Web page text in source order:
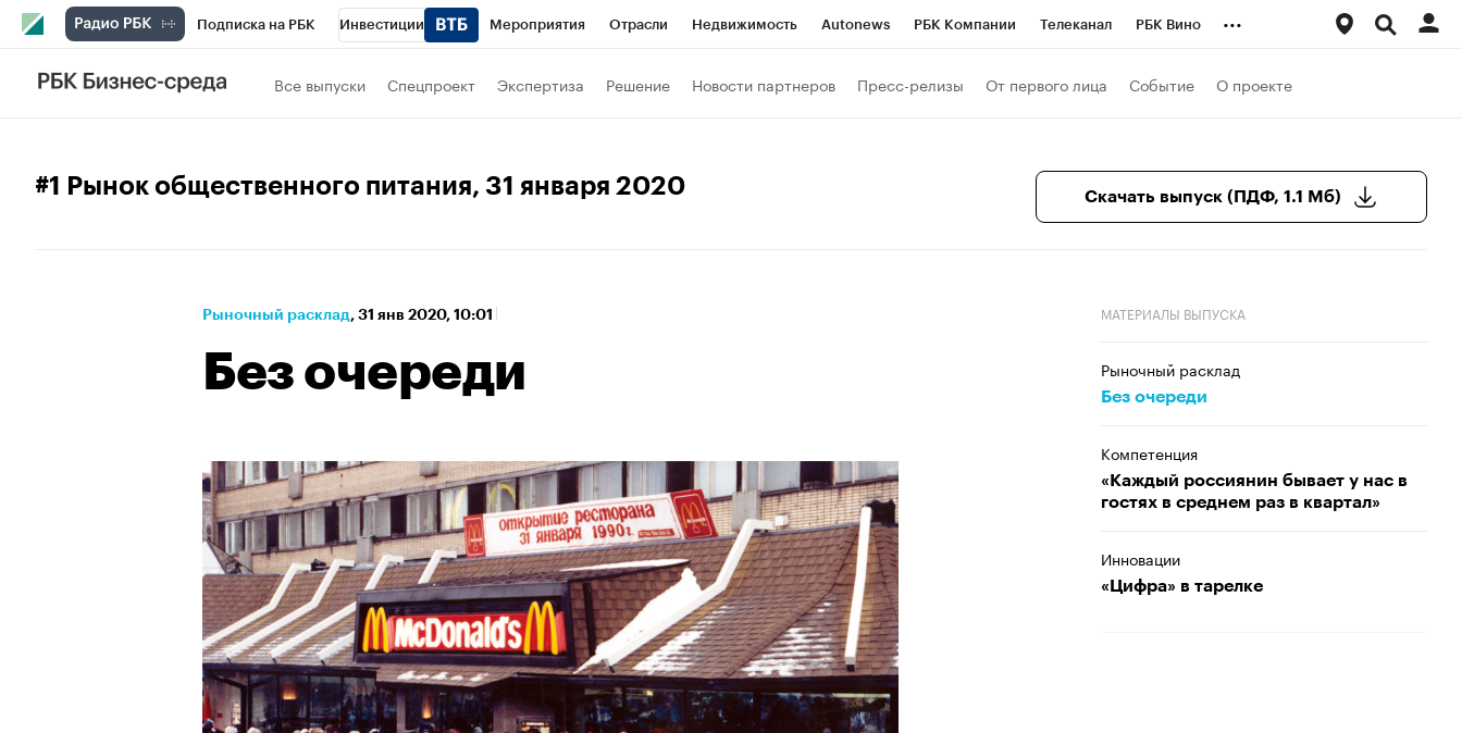
Подписка на РБК Инвестиции Мероприятия Отрасли Недвижимость Autonews РБК Компании Телеканал РБК Вино
Спорт
Бизнес
...
Все выпуски Спецпроект Экспертиза Решение Новости партнеров Пресс-релизы От первого лица Событие О проекте
#1 Рынок общественного питания, 31 января 2020 Скачать выпуск (ПДФ, 1.1 Мб)
Рыночный расклад⁠, 31 янв 2020, 10:01
Без очереди
МАТЕРИАЛЫ ВЫПУСКА
Рыночный расклад
Без очереди
Компетенция
«Каждый россиянин бывает у нас в
гостях в среднем раз в квартал»
Инновации
«Цифра» в тарелке